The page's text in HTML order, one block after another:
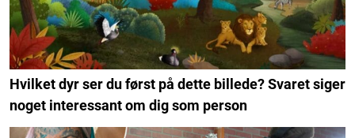
Hvilket dyr ser du først på dette billede? Svaret siger
noget interessant om dig som person